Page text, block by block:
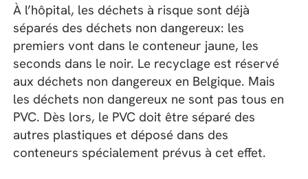
À l’hôpital, les déchets à risque sont déjà
séparés des déchets non dangereux: les
premiers vont dans le conteneur jaune, les
seconds dans le noir. Le recyclage est réservé
aux déchets non dangereux en Belgique. Mais
les déchets non dangereux ne sont pas tous en
PVC. Dès lors, le PVC doit être séparé des
autres plastiques et déposé dans des
conteneurs spécialement prévus à cet effet.